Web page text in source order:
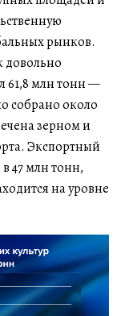
рынков.
довольно
61,8 млн тонн —
собрано около
зерном и
Экспортный
47 млн тонн,
на уровне